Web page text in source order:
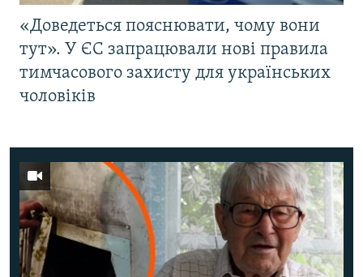
«Доведеться пояснювати, чому вони
тут». У ЄС запрацювали нові правила
тимчасового захисту для українських
чоловіків